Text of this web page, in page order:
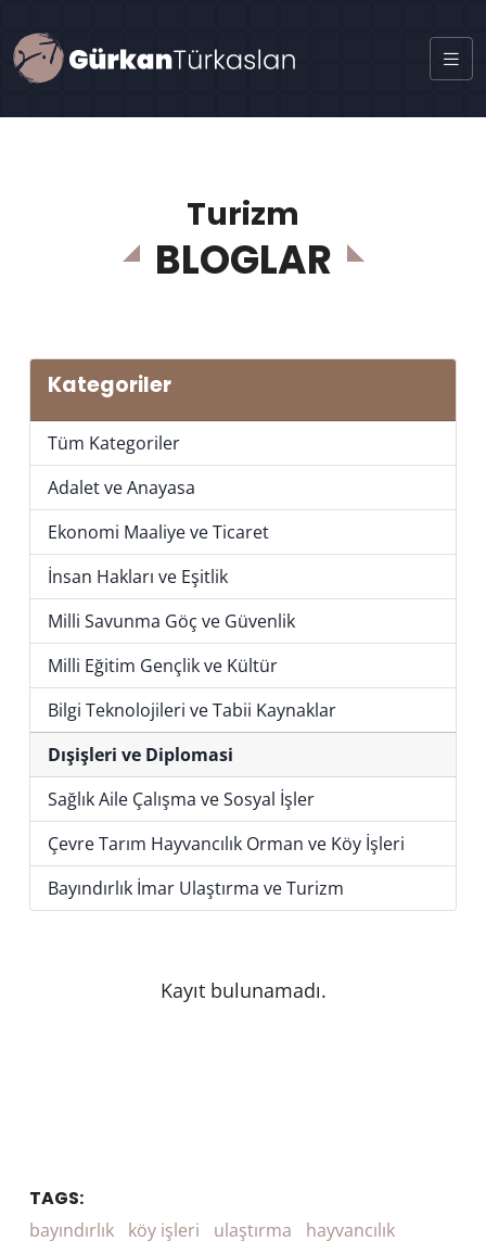
Turizm
BLOGLAR
Kategoriler
Tüm Kategoriler
Adalet ve Anayasa
Ekonomi Maaliye ve Ticaret
İnsan Hakları ve Eşitlik
Milli Savunma Göç ve Güvenlik
Milli Eğitim Gençlik ve Kültür
Bilgi Teknolojileri ve Tabii Kaynaklar
Dışişleri ve Diplomasi
Sağlık Aile Çalışma ve Sosyal İşler
Çevre Tarım Hayvancılık Orman ve Köy İşleri
Bayındırlık İmar Ulaştırma ve Turizm
Kayıt bulunamadı.
TAGS:
bayındırlık köy işleri ulaştırma
hayvancılık